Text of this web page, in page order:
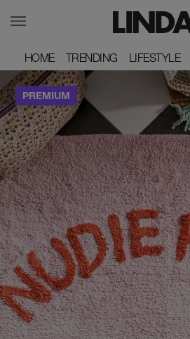
HOME
HOME TRENDING
TRENDING LIFESTYLE
LIFESTYLE